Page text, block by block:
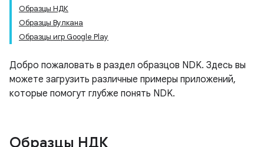
Образцы НДК
Образцы Вулкана
Образцы игр Google Play
Добро пожаловать в раздел образцов NDK. Здесь вы
можете загрузить различные примеры приложений,
которые помогут глубже понять NDK.
Образцы НДК